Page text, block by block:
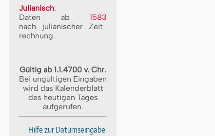
Julianisch:
Daten ab 1583
nach ju­li­a­ni­scher Zeit­
rech­nung.
Gültig ab 1.1.4700 v. Chr.
Bei ungültigen Eingaben
wird das Kalenderblatt
des heutigen Tages
aufgerufen.
Hilfe zur Datumseingabe